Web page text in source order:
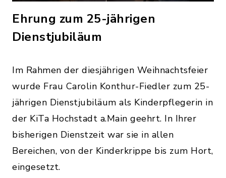
Ehrung zum 25-jährigen
Dienstjubiläum
Im Rahmen der diesjährigen Weihnachtsfeier
wurde Frau Carolin Konthur-Fiedler zum 25-
jährigen Dienstjubiläum als Kinderpflegerin in
der KiTa Hochstadt a.Main geehrt. In Ihrer
bisherigen Dienstzeit war sie in allen
Bereichen, von der Kinderkrippe bis zum Hort,
eingesetzt.